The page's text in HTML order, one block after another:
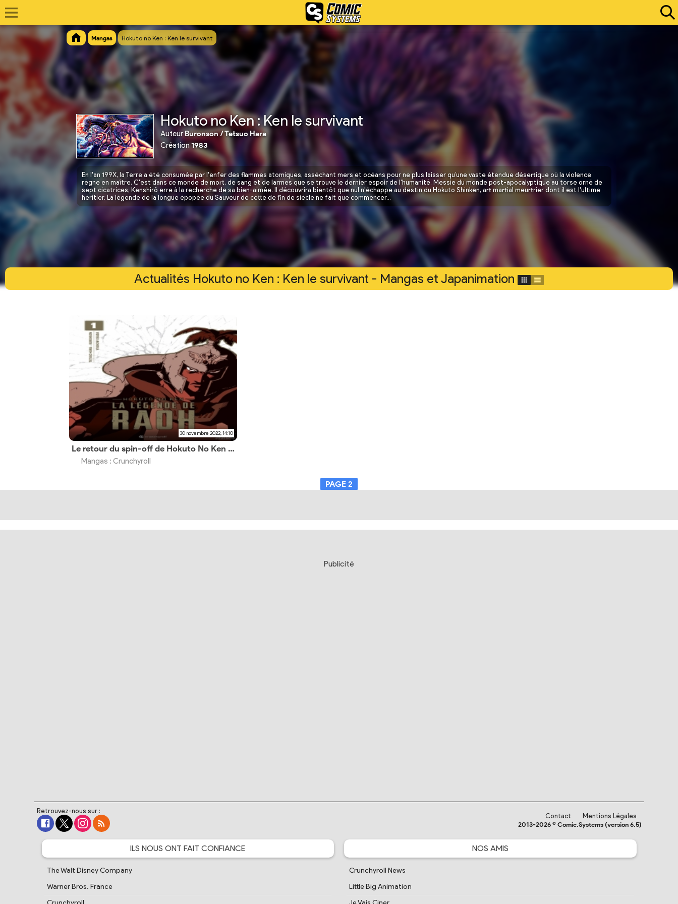
Mangas Hokuto no Ken : Ken le survivant
Hokuto no Ken : Ken le survivant
AuteurBuronson / Tetsuo Hara
Création1983
En l'an 199X, la Terre a été consumée par l'enfer des flammes atomiques, asséchant mers et océans pour ne plus laisser qu’une vaste étendue désertique où la violence
règne en maître. C'est dans ce monde de mort, de sang et de larmes que se trouve le dernier espoir de l'humanité. Messie du monde post-apocalyptique au torse orné de
sept cicatrices, Kenshirô erre à la recherche de sa bien-aimée. Il découvrira bientôt que nul n'échappe au destin du Hokuto Shinken, art martial meurtrier dont il est l'ultime
héritier. La légende de la longue épopée du Sauveur de cette de fin de siècle ne fait que commencer…
Actualités Hokuto no Ken : Ken le survivant - Mangas et Japanimation
30 novembre 2022, 14:10
Le retour du spin-off de Hokuto No Ken - La Légende de Raoh
Mangas : Crunchyroll
PAGE 2
Publicité
Retrouvez-nous sur :
Contact
Mentions Légales
2013-2026 © Comic.Systems (version 6.5)
ILS NOUS ONT FAIT CONFIANCE
The Walt Disney Company
Warner Bros. France
NOS AMIS
Crunchyroll News
Little Big Animation